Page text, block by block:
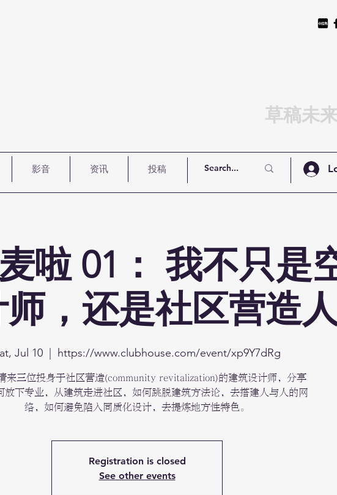
草稿未
影音 资讯 投稿
啦 01： 我不只是
，还是社区营造人
Jul 10 https://www.clubhouse.com/event/xp9Y7dRg
来三位投身于社区营造(community revitalization)的建筑设计师，分享
放下专业，从建筑走进社区，如何跳脱建筑方法论，去搭建人与人的网
络，如何避免陷入同质化设计，去提炼地方性特色。
Registration is closed
See other events